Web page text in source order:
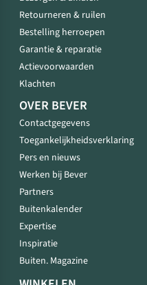
Retourneren & ruilen
Bestelling herroepen
Garantie & reparatie
Actievoorwaarden
Klachten
OVER BEVER
Contactgegevens
Toegankelijkheidsverklaring
Pers en nieuws
Werken bij Bever
Partners
Buitenkalender
Expertise
Inspiratie
Buiten. Magazine